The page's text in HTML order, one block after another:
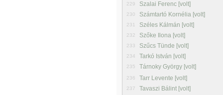
229 Szalai Ferenc [volt]
230 Számtartó Kornélia [volt]
231 Széles Kálmán [volt]
232 Szőke Ilona [volt]
233 Szűcs Tünde [volt]
234 Tarkó István [volt]
235 Tárnoky György [volt]
236 Tarr Levente [volt]
237 Tavaszi Bálint [volt]